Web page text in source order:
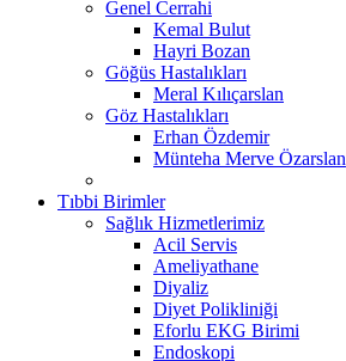
Genel Cerrahi
Kemal Bulut
Hayri Bozan
Göğüs Hastalıkları
Meral Kılıçarslan
Göz Hastalıkları
Erhan Özdemir
Münteha Merve Özarslan
Tıbbi Birimler
Sağlık Hizmetlerimiz
Acil Servis
Ameliyathane
Diyaliz
Diyet Polikliniği
Eforlu EKG Birimi
Endoskopi